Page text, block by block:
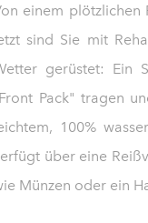
einem plötzlichen
sind Sie mit
gerüstet: Ein
Pack" tragen
100%
über eine
Münzen oder ein